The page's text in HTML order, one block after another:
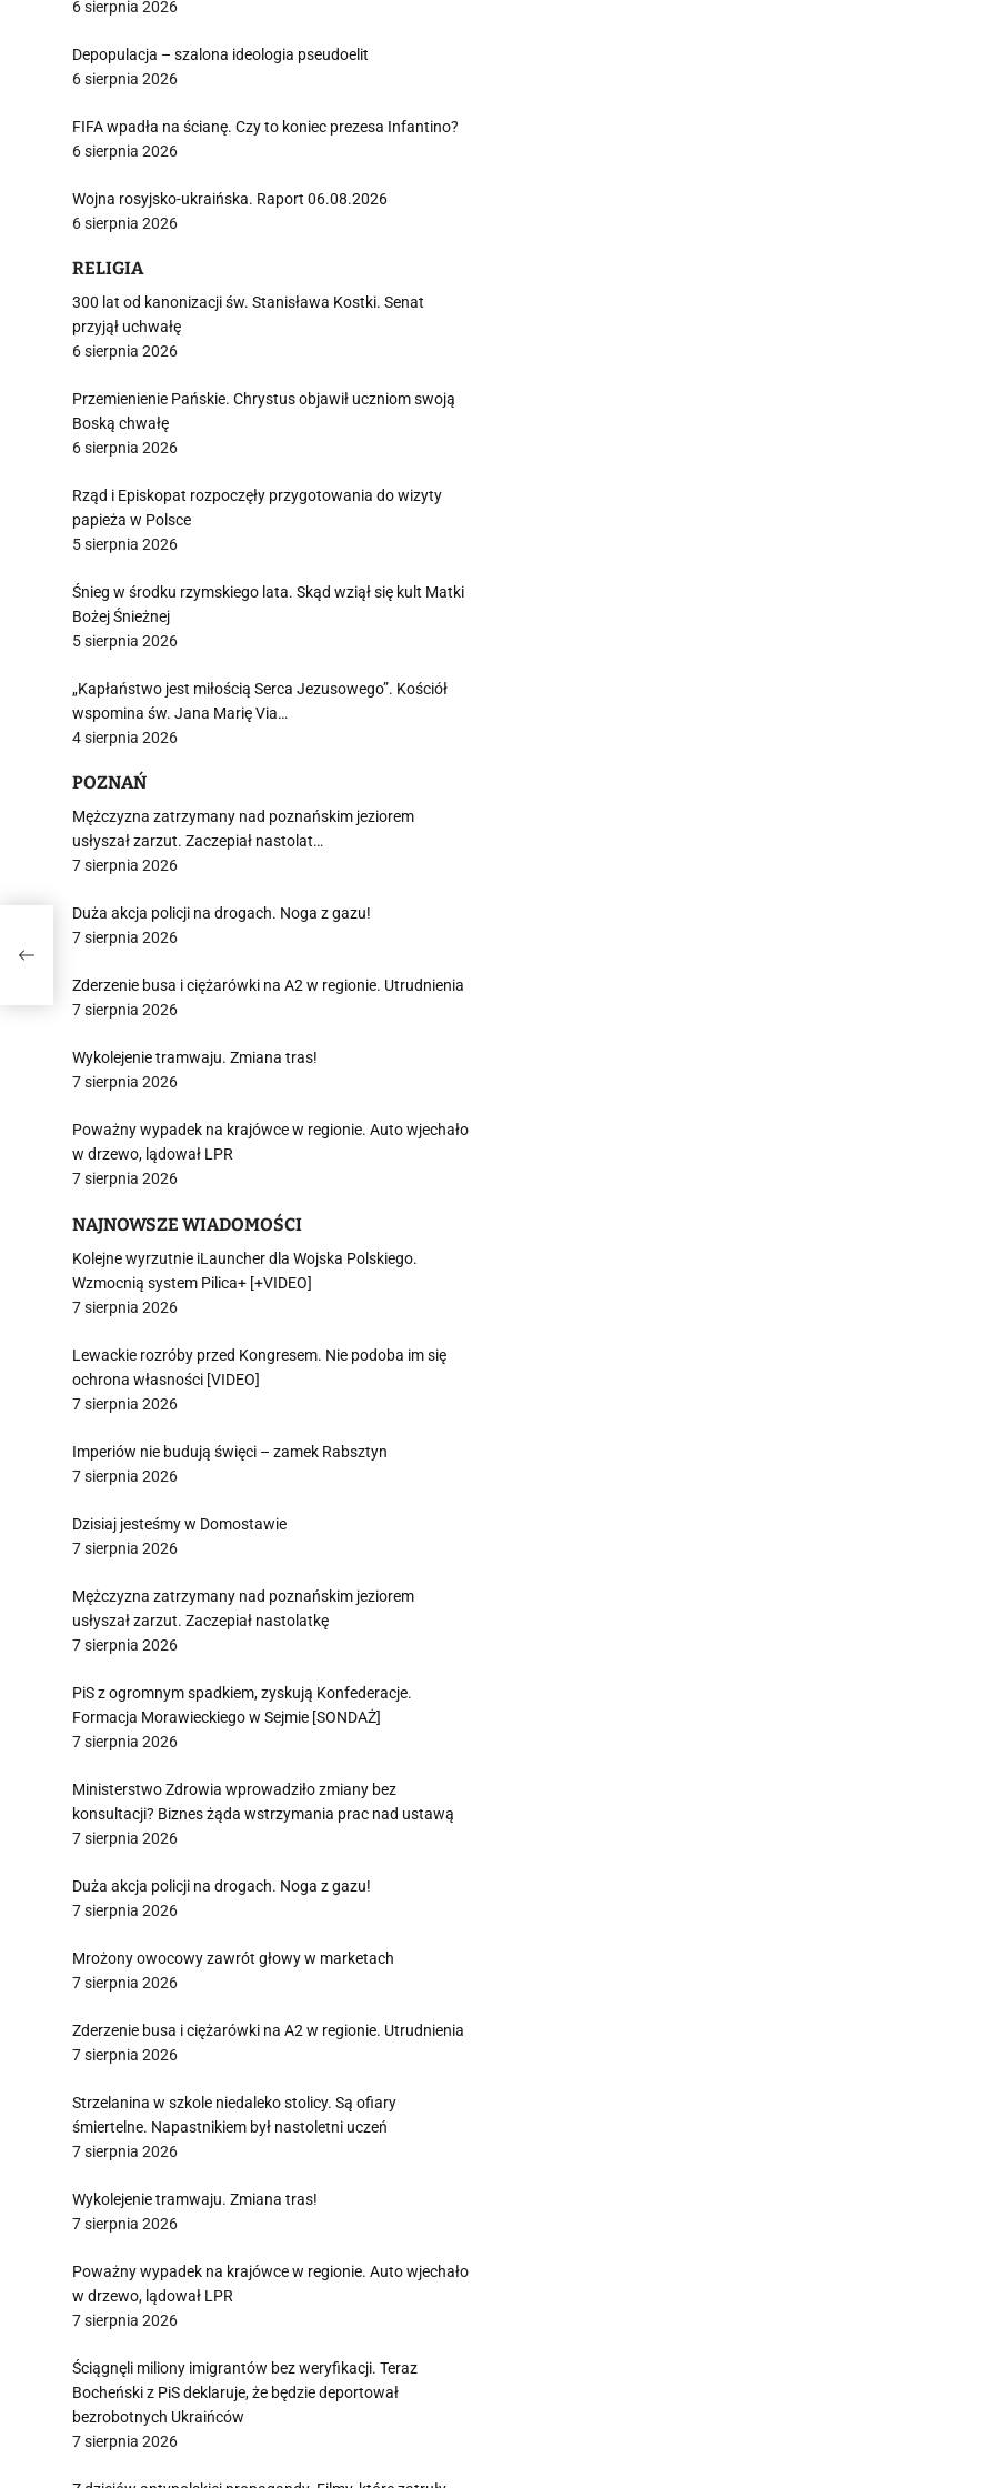
6 sierpnia 2026
Depopulacja – szalona ideologia pseudoelit
6 sierpnia 2026
FIFA wpadła na ścianę. Czy to koniec prezesa Infantino?
6 sierpnia 2026
Wojna rosyjsko-ukraińska. Raport 06.08.2026
6 sierpnia 2026
RELIGIA
300 lat od kanonizacji św. Stanisława Kostki. Senat
przyjął uchwałę
6 sierpnia 2026
Przemienienie Pańskie. Chrystus objawił uczniom swoją
Boską chwałę
6 sierpnia 2026
Rząd i Episkopat rozpoczęły przygotowania do wizyty
papieża w Polsce
5 sierpnia 2026
Śnieg w środku rzymskiego lata. Skąd wziął się kult Matki
Bożej Śnieżnej
5 sierpnia 2026
„Kapłaństwo jest miłością Serca Jezusowego”. Kościół
wspomina św. Jana Marię Via…
4 sierpnia 2026
POZNAŃ
Mężczyzna zatrzymany nad poznańskim jeziorem
usłyszał zarzut. Zaczepiał nastolat…
7 sierpnia 2026
Duża akcja policji na drogach. Noga z gazu!
7 sierpnia 2026
Zderzenie busa i ciężarówki na A2 w regionie. Utrudnienia
7 sierpnia 2026
Wykolejenie tramwaju. Zmiana tras!
7 sierpnia 2026
Poważny wypadek na krajówce w regionie. Auto wjechało
w drzewo, lądował LPR
7 sierpnia 2026
NAJNOWSZE WIADOMOŚCI
Kolejne wyrzutnie iLauncher dla Wojska Polskiego.
Wzmocnią system Pilica+ [+VIDEO]
7 sierpnia 2026
Lewackie rozróby przed Kongresem. Nie podoba im się
ochrona własności [VIDEO]
7 sierpnia 2026
Imperiów nie budują święci – zamek Rabsztyn
7 sierpnia 2026
Dzisiaj jesteśmy w Domostawie
7 sierpnia 2026
Mężczyzna zatrzymany nad poznańskim jeziorem
usłyszał zarzut. Zaczepiał nastolatkę
7 sierpnia 2026
PiS z ogromnym spadkiem, zyskują Konfederacje.
Formacja Morawieckiego w Sejmie [SONDAŻ]
7 sierpnia 2026
Ministerstwo Zdrowia wprowadziło zmiany bez
konsultacji? Biznes żąda wstrzymania prac nad ustawą
7 sierpnia 2026
Duża akcja policji na drogach. Noga z gazu!
7 sierpnia 2026
Mrożony owocowy zawrót głowy w marketach
7 sierpnia 2026
Zderzenie busa i ciężarówki na A2 w regionie. Utrudnienia
7 sierpnia 2026
Strzelanina w szkole niedaleko stolicy. Są ofiary
śmiertelne. Napastnikiem był nastoletni uczeń
7 sierpnia 2026
Wykolejenie tramwaju. Zmiana tras!
7 sierpnia 2026
Poważny wypadek na krajówce w regionie. Auto wjechało
w drzewo, lądował LPR
7 sierpnia 2026
Ściągnęli miliony imigrantów bez weryfikacji. Teraz
Bocheński z PiS deklaruje, że będzie deportował
bezrobotnych Ukraińców
7 sierpnia 2026